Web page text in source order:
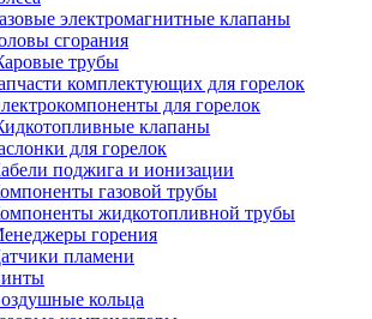
электромагнитные клапаны
сгорания
трубы
комплектующих для горелок
для горелок
клапаны
для горелок
поджига и ионизации
газовой трубы
жидкотопливной трубы
горения
пламени
кольца